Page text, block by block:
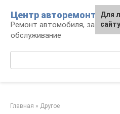
контенту
Центр авторемонта
Ремонт автомобиля,
обслуживание
Главная » Другое
Для